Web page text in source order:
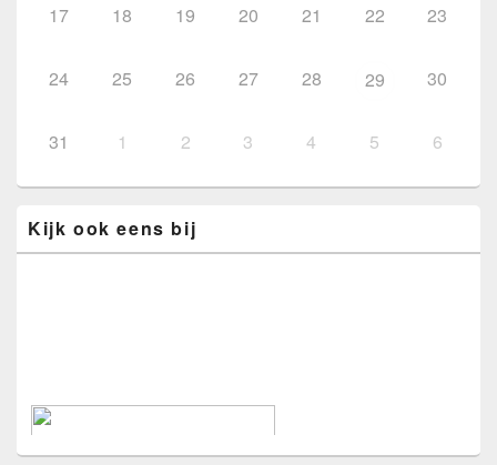
17 18 19 20 21 22 23
24 25 26 27 28 29 30
31 1 2 3 4 5 6
Kijk ook eens bij